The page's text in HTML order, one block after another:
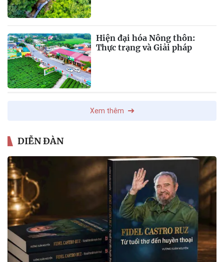
Hiện đại hóa Nông thôn:
Thực trạng và Giải pháp
Xem thêm
DIỄN ĐÀN